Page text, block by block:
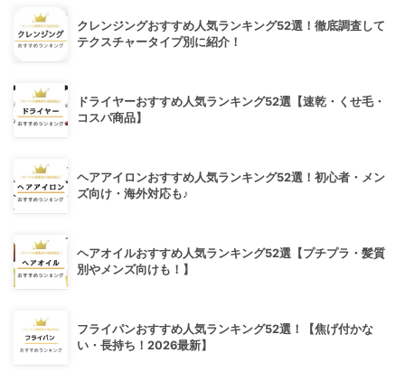
クレンジングおすすめ人気ランキング52選！徹底調査して
テクスチャータイプ別に紹介！
ドライヤーおすすめ人気ランキング52選【速乾・くせ毛・
コスパ商品】
ヘアアイロンおすすめ人気ランキング52選！初心者・メン
ズ向け・海外対応も♪
ヘアオイルおすすめ人気ランキング52選【プチプラ・髪質
別やメンズ向けも！】
フライパンおすすめ人気ランキング52選！【焦げ付かな
い・長持ち！2026最新】